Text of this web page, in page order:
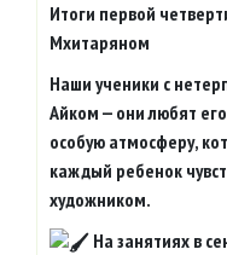
Итоги первой
Мхитаряном
Наши ученики с
Айком — они любят
особую атмосферу,
каждый ребенок
художником.
На занятиях в